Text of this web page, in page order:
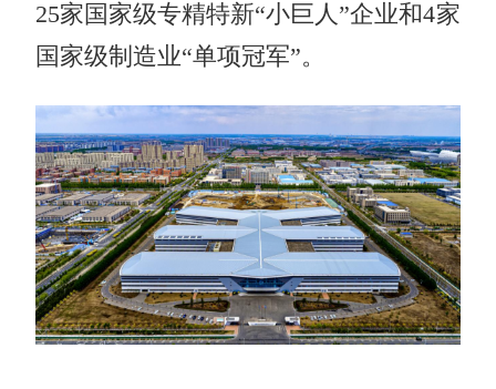
25家国家级专精特新“小巨人”企业和4家
国家级制造业“单项冠军”。